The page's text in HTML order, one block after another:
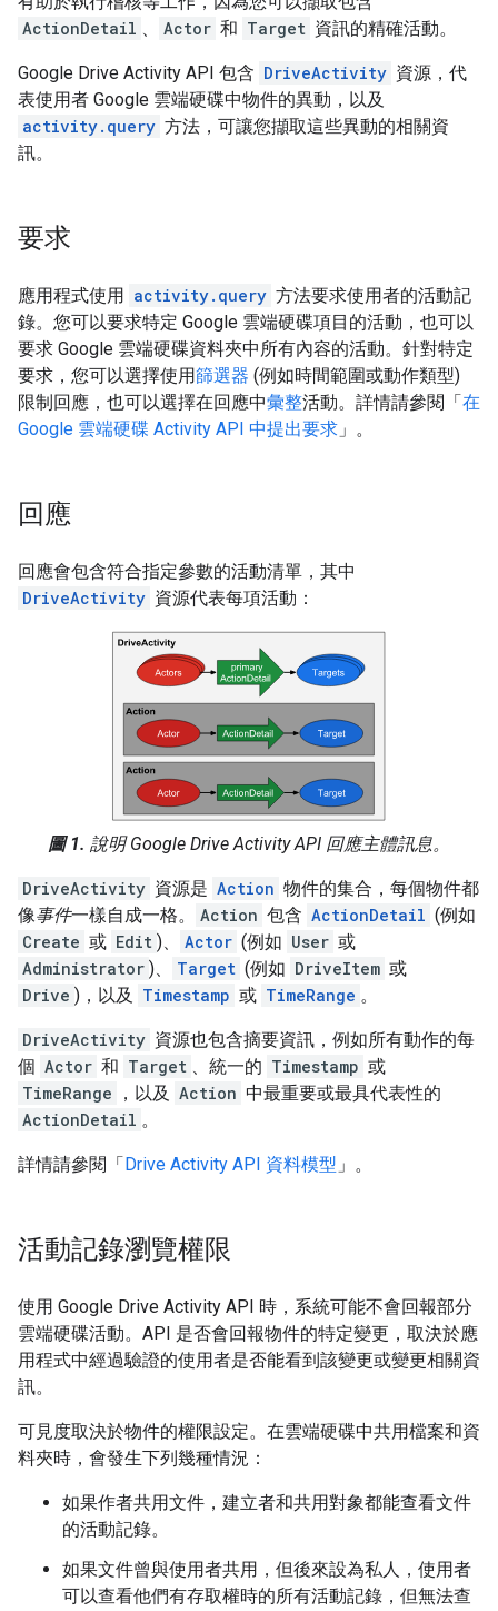
ActionDetail 、 Actor 和 Target 資訊的精確活動。
Google Drive Activity API 包含 DriveActivity 資源，代
表使用者 Google 雲端硬碟中物件的異動，以及
activity.query 方法，可讓您擷取這些異動的相關資
訊。
要求
應用程式使用 activity.query 方法要求使用者的活動記
錄。您可以要求特定 Google 雲端硬碟項目的活動，也可以
要求 Google 雲端硬碟資料夾中所有內容的活動。針對特定
要求，您可以選擇使用篩選器 (例如時間範圍或動作類型)
限制回應，也可以選擇在回應中彙整活動。詳情請參閱「在
Google 雲端硬碟 Activity API 中提出要求 」。
回應
回應會包含符合指定參數的活動清單，其中
DriveActivity 資源代表每項活動：
圖 1. 說明 Google Drive Activity API 回應主體訊息。
DriveActivity 資源是 Action 物件的集合，每個物件都
像事件一樣自成一格。 Action 包含 ActionDetail (例如
Create 或 Edit )、 Actor (例如 User 或
Administrator )、 Target (例如 DriveItem 或
Drive )，以及 Timestamp 或 TimeRange 。
DriveActivity 資源也包含摘要資訊，例如所有動作的每
個 Actor 和 Target 、統一的 Timestamp 或
TimeRange
，以及 Action 中最重要或最具代表性的
ActionDetail 。
詳情請參閱「Drive Activity API 資料模型 」。
活動記錄瀏覽權限
使用 Google Drive Activity API 時，系統可能不會回報部分
雲端硬碟活動。API 是否會回報物件的特定變更，取決於應
用程式中經過驗證的使用者是否能看到該變更或變更相關資
訊。
可見度取決於物件的權限設定。在雲端硬碟中共用檔案和資
料夾時，會發生下列幾種情況：
如果作者共用文件，建立者和共用對象都能查看文件
的活動記錄。
如果文件曾與使用者共用，但後來設為私人，使用者
可以查看他們有存取權時的所有活動記錄，但無法查